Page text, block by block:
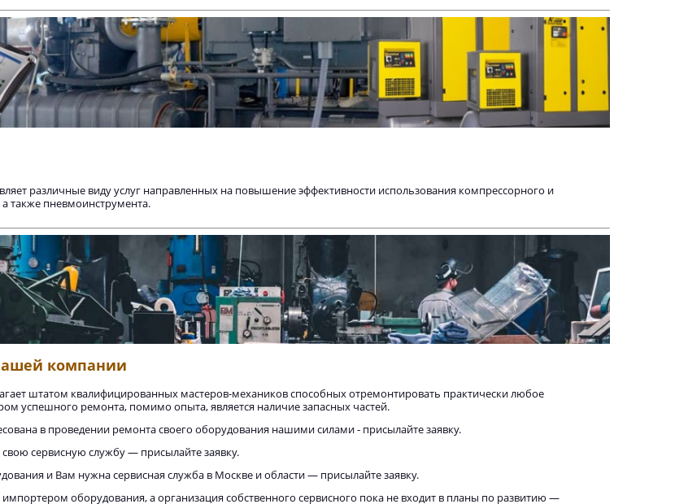
винтовой BK
30/8 PM
452 929
Ресивер воздушный РВ
78 787
различные виду услуг направленных на повышение эффективности использования компрессорного и
также пневмоинструмента.
компании
штатом квалифицированных мастеров-механиков способных отремонтировать практически любое
успешного ремонта, помимо опыта, является наличие запасных частей.
в проведении ремонта своего оборудования нашими силами - присылайте заявку.
сервисную службу — присылайте заявку.
и Вам нужна сервисная служба в Москве и области — присылайте заявку.
оборудования, а организация собственного сервисного пока не входит в планы по развитию —